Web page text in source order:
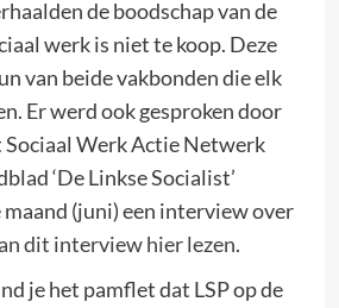
de boodschap van de
werk is niet te koop. Deze
van beide vakbonden die elk
Er werd ook gesproken door
Werk Actie Netwerk
‘De Linkse Socialist’
(juni) een interview over
dit interview hier lezen.
je het pamflet dat LSP op de